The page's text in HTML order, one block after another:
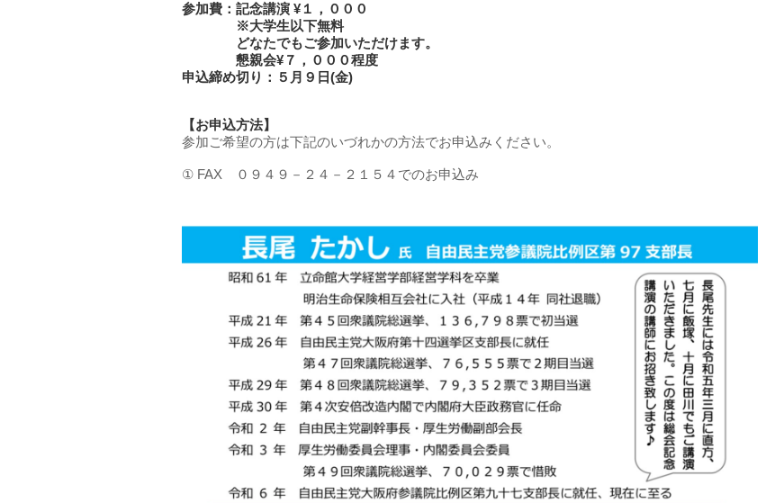
参加費：記念講演 ¥１，０００
※大学生以下無料
どなたでもご参加いただけます。
懇親会¥７，０００程度
申込締め切り：５月９日(金)
【お申込方法】
参加ご希望の方は下記のいづれかの方法でお申込みください。
① FAX ０９４９－２４－２１５４でのお申込み